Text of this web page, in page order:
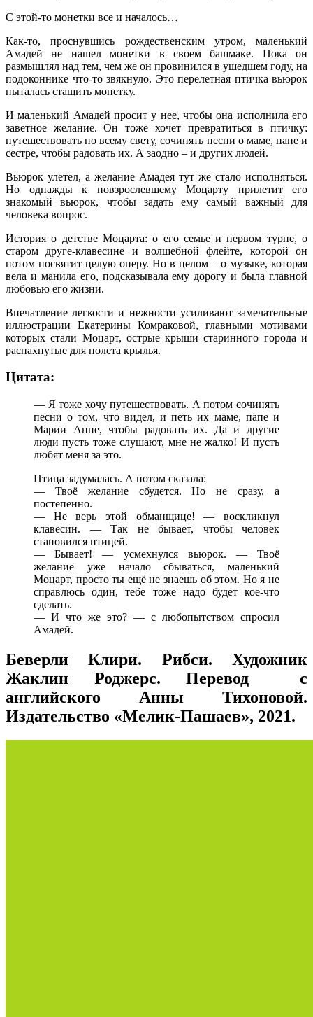
С этой-то монетки все и началось…
Как-то, проснувшись рождественским утром, маленький
Амадей не нашел монетки в своем башмаке. Пока он
размышлял над тем, чем же он провинился в ушедшем году, на
подоконнике что-то звякнуло. Это перелетная птичка вьюрок
пыталась стащить монетку.
И маленький Амадей просит у нее, чтобы она исполнила его
заветное желание. Он тоже хочет превратиться в птичку:
путешествовать по всему свету, сочинять песни о маме, папе и
сестре, чтобы радовать их. А заодно – и других людей.
Вьюрок улетел, а желание Амадея тут же стало исполняться.
Но однажды к повзрослевшему Моцарту прилетит его
знакомый вьюрок, чтобы задать ему самый важный для
человека вопрос.
История о детстве Моцарта: о его семье и первом турне, о
старом друге-клавесине и волшебной флейте, которой он
потом посвятит целую оперу. Но в целом – о музыке, которая
вела и манила его, подсказывала ему дорогу и была главной
любовью его жизни.
Впечатление легкости и нежности усиливают замечательные
иллюстрации Екатерины Комраковой, главными мотивами
которых стали Моцарт, острые крыши старинного города и
распахнутые для полета крылья.
Цитата:
— Я тоже хочу путешествовать. А потом сочинять
песни о том, что видел, и петь их маме, папе и
Марии Анне, чтобы радовать их. Да и другие
люди пусть тоже слушают, мне не жалко! И пусть
любят меня за это.
Птица задумалась. А потом сказала:
— Твоё желание сбудется. Но не сразу, а
постепенно.
— Не верь этой обманщице! — воскликнул
клавесин. — Так не бывает, чтобы человек
становился птицей.
— Бывает! — усмехнулся вьюрок. — Твоё
желание уже начало сбываться, маленький
Моцарт, просто ты ещё не знаешь об этом. Но я не
справлюсь один, тебе тоже надо будет кое-что
сделать.
— И что же это? — с любопытством спросил
Амадей.
Беверли Клири. Рибси. Художник
Жаклин Роджерс. Перевод с
английского Анны Тихоновой.
Издательство «Мелик-Пашаев», 2021.